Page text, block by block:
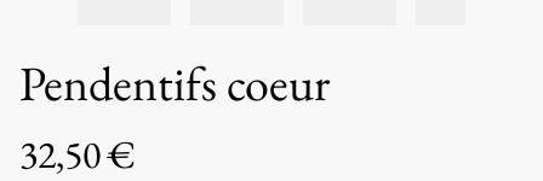
Pendentifs coeur
32,50 €